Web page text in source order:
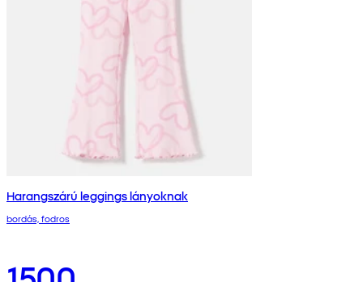
Harangszárú leggings lányoknak
bordás, fodros